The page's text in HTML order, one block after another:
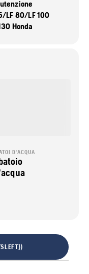
LF 80/LF 100
Honda
D'ACQUA